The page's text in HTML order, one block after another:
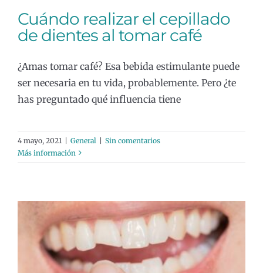
Cuándo realizar el cepillado
de dientes al tomar café
¿Amas tomar café? Esa bebida estimulante puede
ser necesaria en tu vida, probablemente. Pero ¿te
has preguntado qué influencia tiene
4 mayo, 2021 General
Sin comentarios
Más información